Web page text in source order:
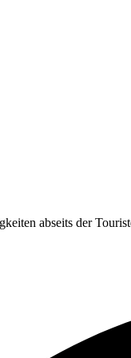
abseits der